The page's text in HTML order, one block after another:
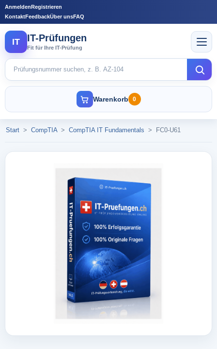
AnmeldenRegistrieren
KontaktFeedbackÜber unsFAQ
IT IT-Prüfungen
Fit für Ihre IT-Prüfung
Warenkorb 0
Start > CompTIA > CompTIA IT Fundamentals > FC0-U61